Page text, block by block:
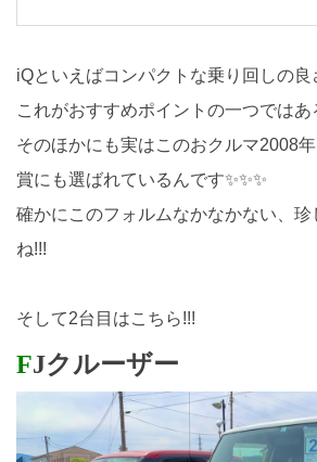
iQといえばコンパクトな乗り回しの良
これがおすすめポイントの一つではあ
そのほかにも実はこのおクルマ2008
賞にも選ばれているんです✨✨✨
確かにこのフォルムなかなかない、珍
ね!!!
そして2台目はこちら!!!
FJクルーザー